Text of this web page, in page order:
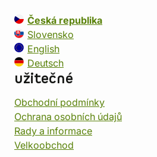
Česká republika
Slovensko
English
Deutsch
užitečné
Obchodní podmínky
Ochrana osobních údajů
Rady a informace
Velkoobchod